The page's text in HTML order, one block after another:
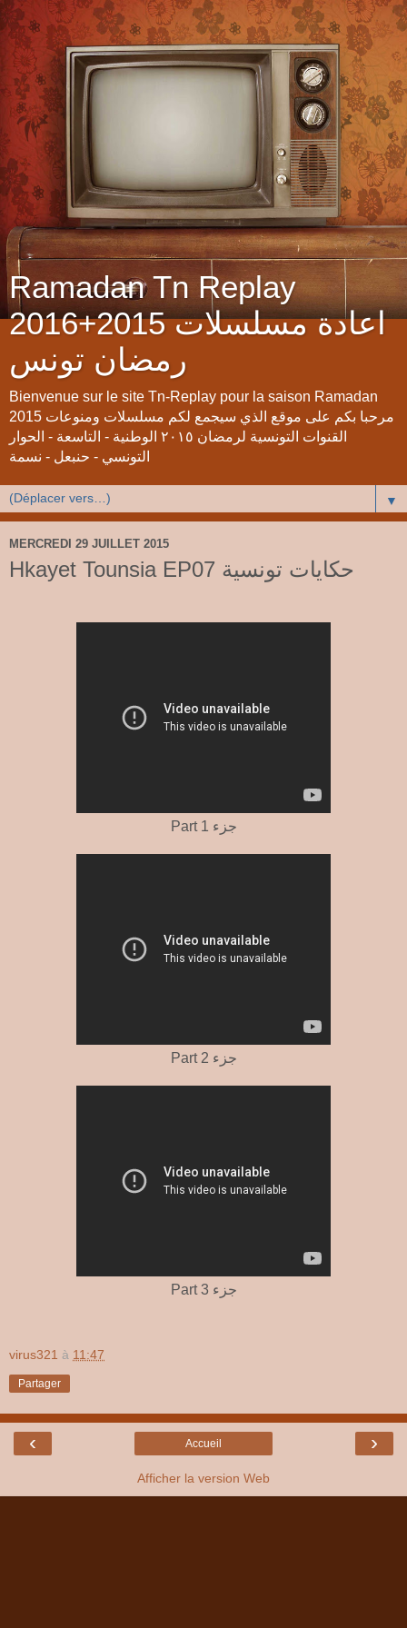
Ramadan Tn Replay
2016+2015 اعادة مسلسلات
رمضان تونس
Bienvenue sur le site Tn-Replay pour la saison Ramadan
2015 مرحبا بكم على موقع الذي سيجمع لكم مسلسلات ومنوعات
القنوات التونسية لرمضان ٢٠١٥ الوطنية - التاسعة - الحوار
التونسي - حنبعل - نسمة
▼
MERCREDI 29 JUILLET 2015
Hkayet Tounsia EP07 حكايات تونسية
Part 1 جزء
Part 2 جزء
Part 3 جزء
virus321 à 11:47
Partager
‹ ›
Accueil
Afficher la version Web